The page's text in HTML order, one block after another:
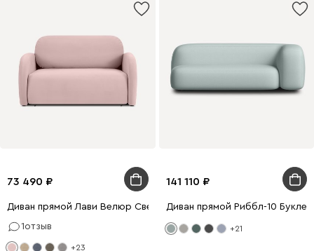
73 490
Диван прямой Лави Велюр Светло-розовый
1отзыв
+23
141 110
Диван прямой Риббл-10 Букле
+21